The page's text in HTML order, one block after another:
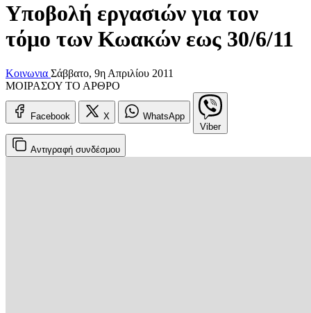
Υποβολή εργασιών για τον
τόμο των Κωακών εως 30/6/11
Κοινωνια Σάββατο, 9η Απριλίου 2011
ΜΟΙΡΑΣΟΥ ΤΟ ΑΡΘΡΟ
Facebook X
WhatsApp
Viber
Αντιγραφή συνδέσμου